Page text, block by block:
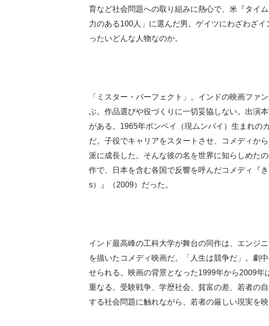
育など社会問題への取り組みに熱心で、米『タイ
力のある100人」に選んだ男。ゲイツにわざわざ
ったいどんな人物なのか。
「ミスター・パーフェクト」。インドの映画ファ
ぶ。作品選びや役づくりに一切妥協しない。出演
がある。1965年ボンベイ（現ムンバイ）生まれの
だ。子役でキャリアをスタートさせ、コメディか
派に成長した。そんな彼の名を世界に知らしめた
作で、日本を含む各国で反響を呼んだコメディ『
s）』（2009）だった。
インド最高峰の工科大学が舞台の同作は、エンジ
を描いたコメディ映画だ。「人生は競争だ」。劇
せられる。映画の背景となった1999年から2009年
重なる。受験戦争、学歴社会、貧富の差、若者
する社会問題に触れながら、若者の厳しい現実を映